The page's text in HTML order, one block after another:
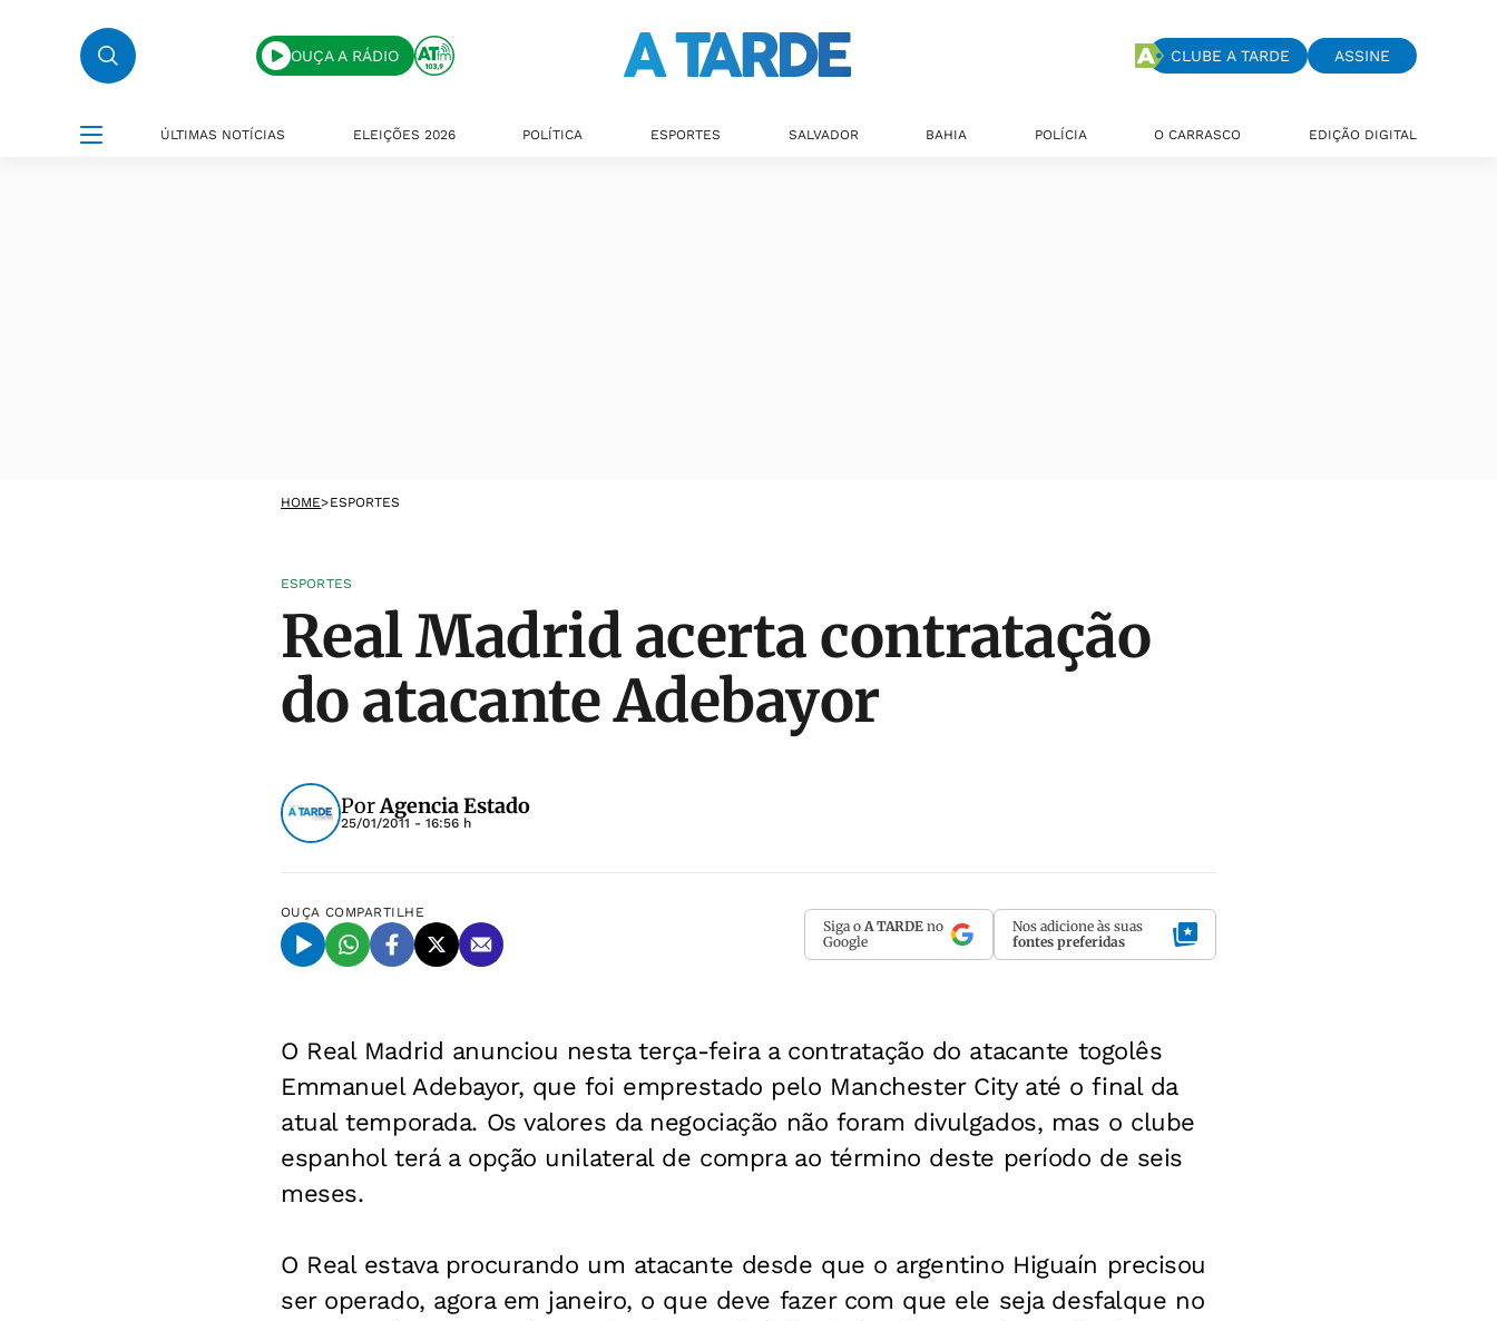
OUÇA A RÁDIO CLUBE A TARDE ASSINE
ÚLTIMAS NOTÍCIAS ELEIÇÕES 2026 POLÍTICA ESPORTES SALVADOR BAHIA POLÍCIA O CARRASCO EDIÇÃO DIGITAL
HOME>ESPORTES
ESPORTES
Real Madrid acerta contratação
do atacante Adebayor
PorAgencia Estado
25/01/2011 - 16:56 h
OUÇA COMPARTILHE
Siga o A TARDE no
Google
Nos adicione às suas
fontes preferidas
O Real Madrid anunciou nesta terça-feira a contratação do atacante togolês
Emmanuel Adebayor, que foi emprestado pelo Manchester City até o final da
atual temporada. Os valores da negociação não foram divulgados, mas o clube
espanhol terá a opção unilateral de compra ao término deste período de seis
meses.
O Real estava procurando um atacante desde que o argentino Higuaín precisou
ser operado, agora em janeiro, o que deve fazer com que ele seja desfalque no